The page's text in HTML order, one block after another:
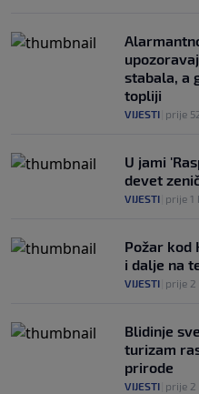
stabala, a
topliji
VIJESTI prije
U jami
devet
VIJESTI prije 1
Požar kod
i dalje na
VIJESTI prije 2
Blidinje
turizam
prirode
VIJESTI prije 2